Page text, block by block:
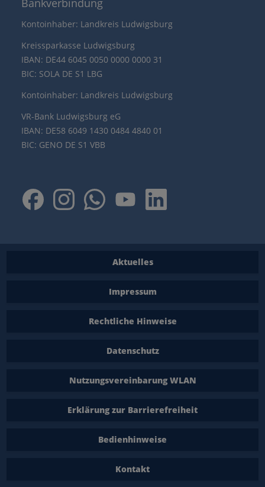
Bankverbindung
Kontoinhaber: Landkreis Ludwigsburg
Kreissparkasse Ludwigsburg
IBAN: DE44 6045 0050 0000 0000 31
BIC: SOLA DE S1 LBG
Kontoinhaber: Landkreis Ludwigsburg
VR-Bank Ludwigsburg eG
IBAN: DE58 6049 1430 0484 4840 01
BIC: GENO DE S1 VBB
Aktuelles
Impressum
Rechtliche Hinweise
Datenschutz
Nutzungsvereinbarung WLAN
Erklärung zur Barrierefreiheit
Bedienhinweise
Kontakt